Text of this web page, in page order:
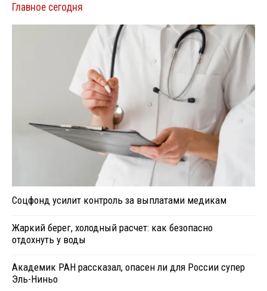
Главное сегодня
Соцфонд усилит контроль за выплатами медикам
Жаркий берег, холодный расчет: как безопасно
отдохнуть у воды
Академик РАН рассказал, опасен ли для России супер
Эль-Ниньо